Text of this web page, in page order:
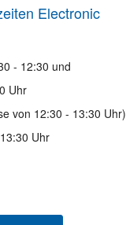
Electronic
- 12:30 und
Uhr
von 12:30 - 13:30 Uhr)
Uhr